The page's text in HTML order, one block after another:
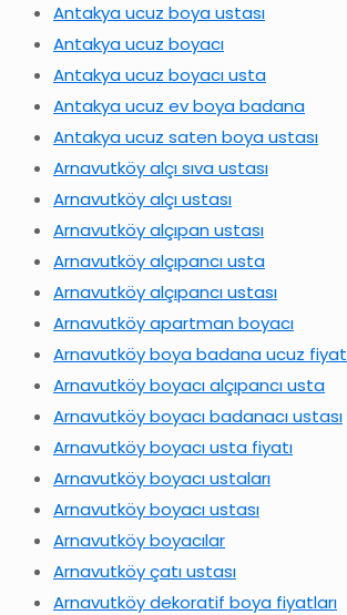
Antakya ucuz boya ustası
Antakya ucuz boyacı
Antakya ucuz boyacı usta
Antakya ucuz ev boya badana
Antakya ucuz saten boya ustası
Arnavutköy alçı sıva ustası
Arnavutköy alçı ustası
Arnavutköy alçıpan ustası
Arnavutköy alçıpancı usta
Arnavutköy alçıpancı ustası
Arnavutköy apartman boyacı
Arnavutköy boya badana ucuz fiyat
Arnavutköy boyacı alçıpancı usta
Arnavutköy boyacı badanacı ustası
Arnavutköy boyacı usta fiyatı
Arnavutköy boyacı ustaları
Arnavutköy boyacı ustası
Arnavutköy boyacılar
Arnavutköy çatı ustası
Arnavutköy dekoratif boya fiyatları